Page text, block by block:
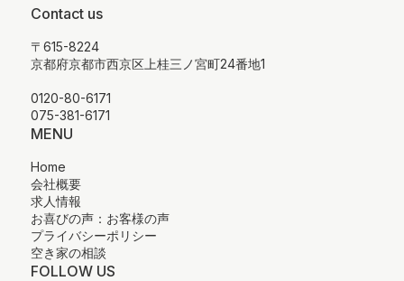
Contact us
〒615-8224
京都府京都市西京区上桂三ノ宮町24番地1
0120-80-6171
075-381-6171
MENU
Home
会社概要
求人情報
お喜びの声：お客様の声
プライバシーポリシー
空き家の相談
FOLLOW US